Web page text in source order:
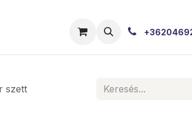
Szakértői Blog
szett